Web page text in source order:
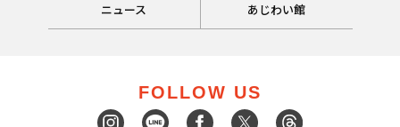
ニュース あじわい館
FOLLOW US